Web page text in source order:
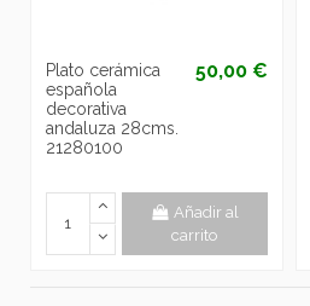
Plato cerámica
española
decorativa
andaluza 28cms.
21280100
50,00 €
Añadir al
carrito